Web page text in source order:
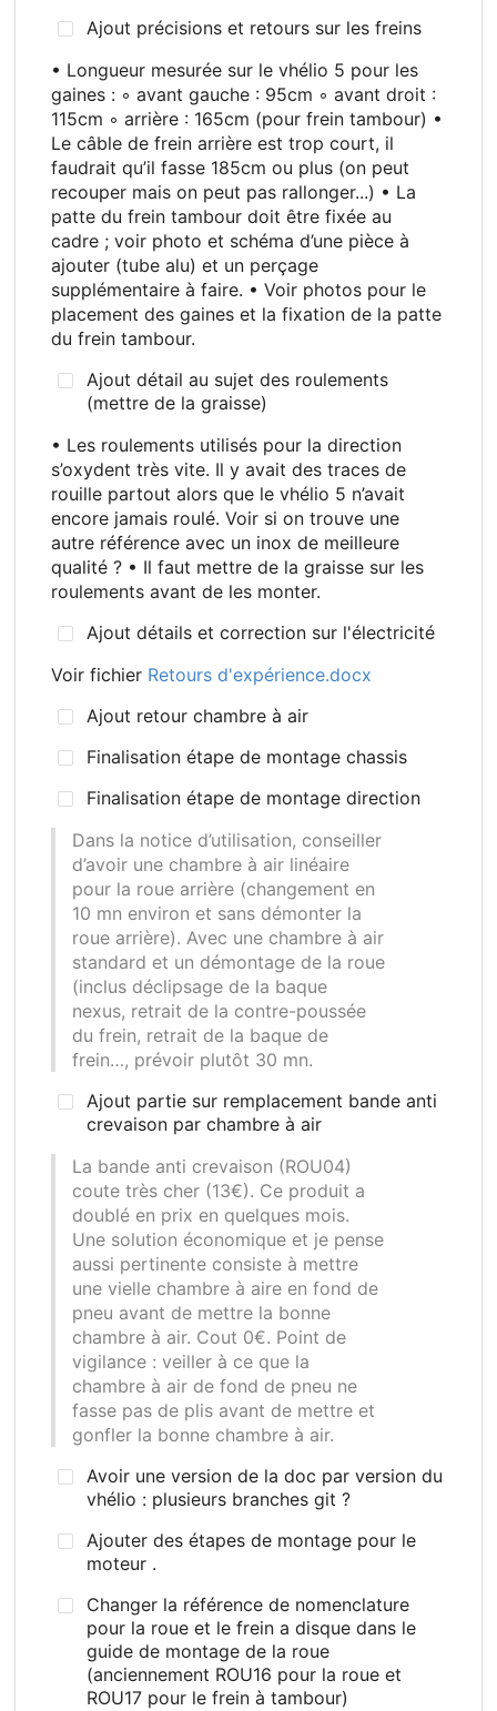
Ajout précisions et retours sur les freins
• Longueur mesurée sur le vhélio 5 pour les
gaines : ◦ avant gauche : 95cm ◦ avant droit :
115cm ◦ arrière : 165cm (pour frein tambour) •
Le câble de frein arrière est trop court, il
faudrait qu’il fasse 185cm ou plus (on peut
recouper mais on peut pas rallonger...) • La
patte du frein tambour doit être fixée au
cadre ; voir photo et schéma d’une pièce à
ajouter (tube alu) et un perçage
supplémentaire à faire. • Voir photos pour le
placement des gaines et la fixation de la patte
du frein tambour.
Ajout détail au sujet des roulements
(mettre de la graisse)
• Les roulements utilisés pour la direction
s’oxydent très vite. Il y avait des traces de
rouille partout alors que le vhélio 5 n’avait
encore jamais roulé. Voir si on trouve une
autre référence avec un inox de meilleure
qualité ? • Il faut mettre de la graisse sur les
roulements avant de les monter.
Ajout détails et correction sur l'électricité
Voir fichier Retours d'expérience.docx
Ajout retour chambre à air
Finalisation étape de montage chassis
Finalisation étape de montage direction
Dans la notice d’utilisation, conseiller
d’avoir une chambre à air linéaire
pour la roue arrière (changement en
10 mn environ et sans démonter la
roue arrière). Avec une chambre à air
standard et un démontage de la roue
(inclus déclipsage de la baque
nexus, retrait de la contre-poussée
du frein, retrait de la baque de
frein…, prévoir plutôt 30 mn.
Ajout partie sur remplacement bande anti
crevaison par chambre à air
La bande anti crevaison (ROU04)
coute très cher (13€). Ce produit a
doublé en prix en quelques mois.
Une solution économique et je pense
aussi pertinente consiste à mettre
une vielle chambre à aire en fond de
pneu avant de mettre la bonne
chambre à air. Cout 0€. Point de
vigilance : veiller à ce que la
chambre à air de fond de pneu ne
fasse pas de plis avant de mettre et
gonfler la bonne chambre à air.
Avoir une version de la doc par version du
vhélio : plusieurs branches git ?
Ajouter des étapes de montage pour le
moteur .
Changer la référence de nomenclature
pour la roue et le frein a disque dans le
guide de montage de la roue
(anciennement ROU16 pour la roue et
ROU17 pour le frein à tambour)